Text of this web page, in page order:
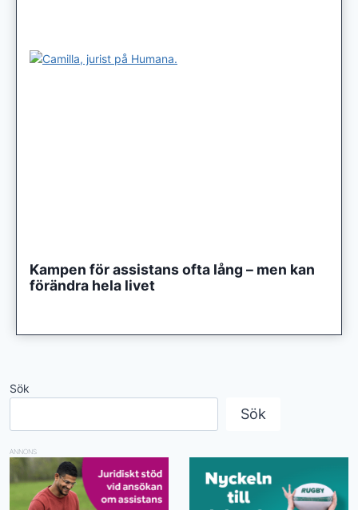
Kampen för assistans ofta lång – men kan
förändra hela livet
Sök
Sök
ANNONS